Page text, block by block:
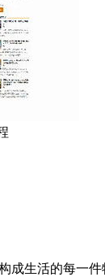
成生活的每一件